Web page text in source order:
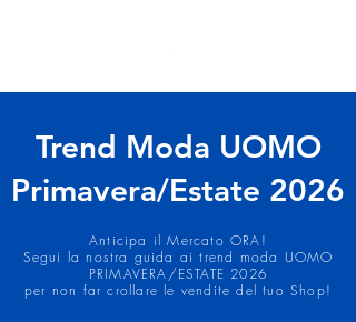
Trend Moda UOMO
Primavera/Estate 2026
Anticipa il Mercato ORA!
Segui la nostra guida ai trend moda UOMO
PRIMAVERA/ESTATE 2026
per non far crollare le vendite del tuo Shop!